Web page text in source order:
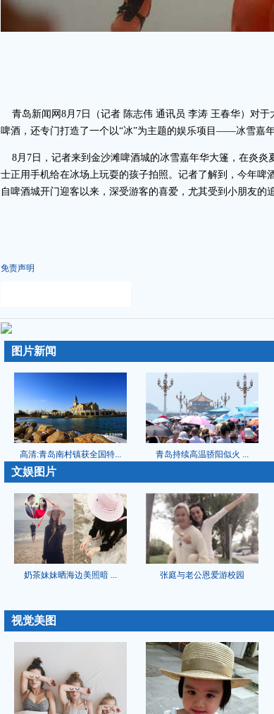
青岛新闻网8月7日（记者 陈志伟 通讯员 李涛 王春华）对
啤酒，还专门打造了一个以“冰”为主题的娱乐项目——冰雪嘉年
8月7日，记者来到金沙滩啤酒城的冰雪嘉年华大篷，在炎炎
士正用手机给在冰场上玩耍的孩子拍照。记者了解到，今年
自啤酒城开门迎客以来，深受游客的喜爱，尤其受到小朋友的追
免责声明
-
-
图片新闻
高清:青岛南村镇获全国特... 青岛持续高温骄阳似火 ...
文娱图片
奶茶妹妹晒海边美照暗 ... 张庭与老公恩爱游校园
视觉美图